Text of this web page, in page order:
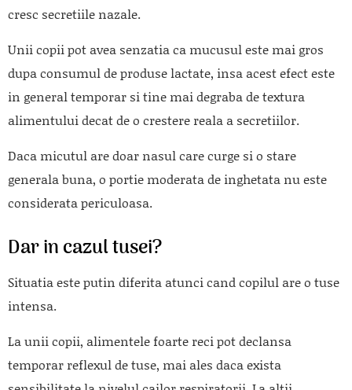
cresc secretiile nazale.
Unii copii pot avea senzatia ca mucusul este mai gros
dupa consumul de produse lactate, insa acest efect este
in general temporar si tine mai degraba de textura
alimentului decat de o crestere reala a secretiilor.
Daca micutul are doar nasul care curge si o stare
generala buna, o portie moderata de inghetata nu este
considerata periculoasa.
Dar in cazul tusei?
Situatia este putin diferita atunci cand copilul are o tuse
intensa.
La unii copii, alimentele foarte reci pot declansa
temporar reflexul de tuse, mai ales daca exista